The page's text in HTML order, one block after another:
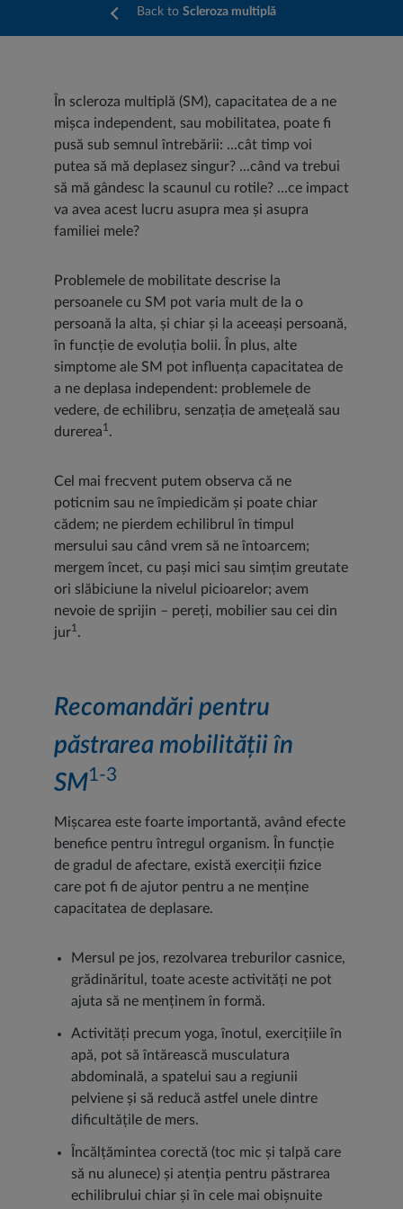
Back to Scleroza multiplă
În scleroza multiplă (SM), capacitatea de a ne
mișca independent, sau mobilitatea, poate fi
pusă sub semnul întrebării: ...cât timp voi
putea să mă deplasez singur? ...când va trebui
să mă gândesc la scaunul cu rotile? ...ce impact
va avea acest lucru asupra mea și asupra
familiei mele?
Problemele de mobilitate descrise la
persoanele cu SM pot varia mult de la o
persoană la alta, și chiar și la aceeași persoană,
în funcție de evoluția bolii. În plus, alte
simptome ale SM pot influența capacitatea de
a ne deplasa independent: problemele de
vedere, de echilibru, senzația de amețeală sau
durerea1 .
Cel mai frecvent putem observa că ne
poticnim sau ne împiedicăm și poate chiar
cădem; ne pierdem echilibrul în timpul
mersului sau când vrem să ne întoarcem;
mergem încet, cu pași mici sau simțim greutate
ori slăbiciune la nivelul picioarelor; avem
nevoie de sprijin – pereți, mobilier sau cei din
jur1 .
Recomandări pentru
păstrarea mobilității în
SM1-3
Mișcarea este foarte importantă, având efecte
benefice pentru întregul organism. În funcție
de gradul de afectare, există exerciții fizice
care pot fi de ajutor pentru a ne menține
capacitatea de deplasare.
Mersul pe jos, rezolvarea treburilor casnice,
grădinăritul, toate aceste activități ne pot
ajuta să ne menținem în formă.
Activități precum yoga, înotul, exercițiile în
apă, pot să întărească musculatura
abdominală, a spatelui sau a regiunii
pelviene și să reducă astfel unele dintre
dificultățile de mers.
Încălțămintea corectă (toc mic și talpă care
să nu alunece) și atenția pentru păstrarea
echilibrului chiar și în cele mai obișnuite